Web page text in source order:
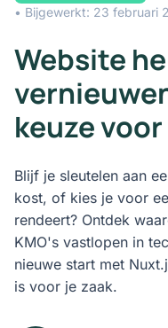
• Bijgewerkt: 23 februari
Website
keuze voor
Blijf je sleutelen aan
kost, of kies je voor
rendeert? Ontdek
KMO's vastlopen in
nieuwe start met
is voor je zaak.